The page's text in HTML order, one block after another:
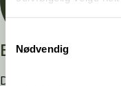
Nødvendig
Branntestet
Denne kledninger er